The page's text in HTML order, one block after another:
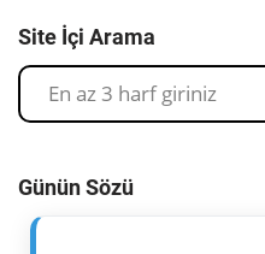
Site İçi Arama
Günün Sözü